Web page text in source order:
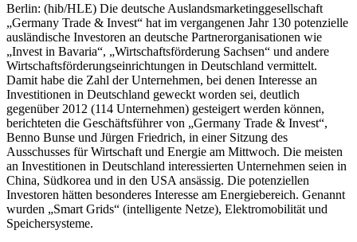
Berlin: (hib/HLE) Die deutsche Auslandsmarketinggesellschaft
„Germany Trade & Invest“ hat im vergangenen Jahr 130 potenzielle
ausländische Investoren an deutsche Partnerorganisationen wie
„Invest in Bavaria“, „Wirtschaftsförderung Sachsen“ und andere
Wirtschaftsförderungseinrichtungen in Deutschland vermittelt.
Damit habe die Zahl der Unternehmen, bei denen Interesse an
Investitionen in Deutschland geweckt worden sei, deutlich
gegenüber 2012 (114 Unternehmen) gesteigert werden können,
berichteten die Geschäftsführer von „Germany Trade & Invest“,
Benno Bunse und Jürgen Friedrich, in einer Sitzung des
Ausschusses für Wirtschaft und Energie am Mittwoch. Die meisten
an Investitionen in Deutschland interessierten Unternehmen seien in
China, Südkorea und in den USA ansässig. Die potenziellen
Investoren hätten besonderes Interesse am Energiebereich. Genannt
wurden „Smart Grids“ (intelligente Netze), Elektromobilität und
Speichersysteme.